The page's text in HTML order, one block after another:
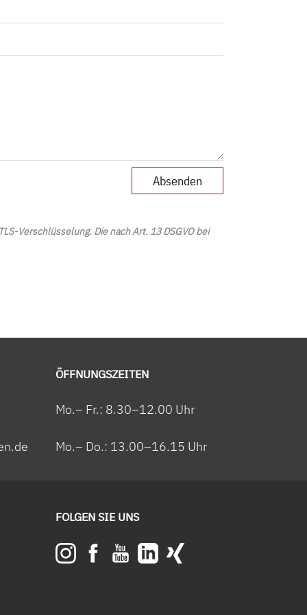
Verschlüsselung. Die nach Art. 13 DSGVO bei
ÖFFNUNGSZEITEN
Mo.– Fr.: 8.30–12.00 Uhr
Mo.– Do.: 13.00–16.15 Uhr
FOLGEN SIE UNS